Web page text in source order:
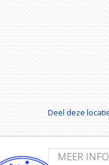
Deel deze
MEER